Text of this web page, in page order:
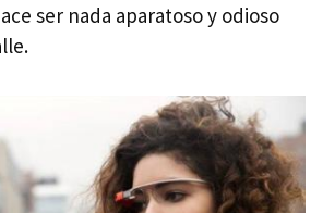
ser nada aparatoso y odioso